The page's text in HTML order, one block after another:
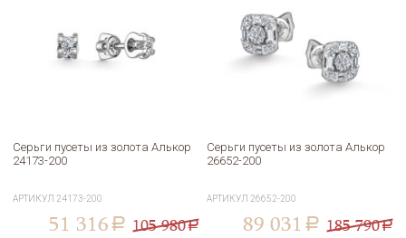
Серьги пусеты из золота Алькор
24173-200
АРТИКУЛ 24173-200
51 316 a 105 980a
Серьги пусеты из золота Алькор
26652-200
АРТИКУЛ 26652-200
89 031 a 185 790a